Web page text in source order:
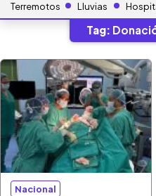
Terremotos Lluvias
Tag:
Nacional